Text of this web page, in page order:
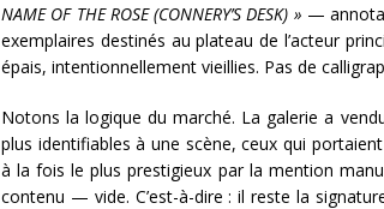
NAME OF THE ROSE (CONNERY’S DESK) » —
exemplaires destinés au plateau de l’acteur
épais, intentionnellement vieillies. Pas de
Notons la logique du marché. La galerie a
plus identifiables à une scène, ceux qui
à la fois le plus prestigieux par la mention
contenu — vide. C’est-à-dire : il reste la